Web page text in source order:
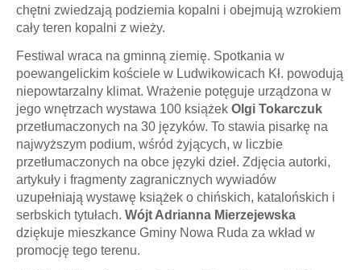
chętni zwiedzają podziemia kopalni i obejmują wzrokiem
cały teren kopalni z wieży.
Festiwal wraca na gminną ziemię. Spotkania w
poewangelickim kościele w Ludwikowicach Kł. powodują
niepowtarzalny klimat. Wrażenie potęguje urządzona w
jego wnętrzach wystawa 100 książek Olgi Tokarczuk
przetłumaczonych na 30 języków. To stawia pisarkę na
najwyższym podium, wśród żyjących, w liczbie
przetłumaczonych na obce języki dzieł. Zdjęcia autorki,
artykuły i fragmenty zagranicznych wywiadów
uzupełniają wystawę książek o chińskich, katalońskich i
serbskich tytułach. Wójt Adrianna Mierzejewska
dziękuje mieszkance Gminy Nowa Ruda za wkład w
promocję tego terenu.